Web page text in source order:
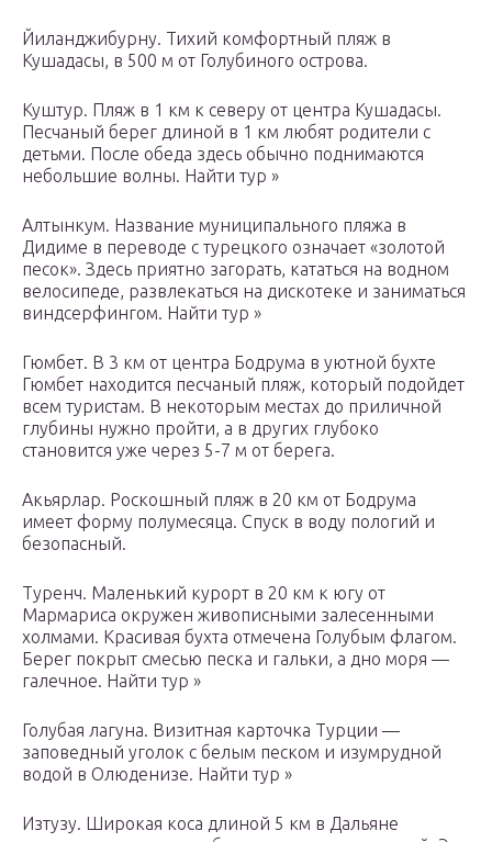
Йиланджибурну. Тихий комфортный пляж в
Кушадасы, в 500 м от Голубиного острова.
Куштур. Пляж в 1 км к северу от центра Кушадасы.
Песчаный берег длиной в 1 км любят родители с
детьми. После обеда здесь обычно поднимаются
небольшие волны. Найти тур »
Алтынкум. Название муниципального пляжа в
Дидиме в переводе с турецкого означает «золотой
песок». Здесь приятно загорать, кататься на водном
велосипеде, развлекаться на дискотеке и заниматься
виндсерфингом. Найти тур »
Гюмбет. В 3 км от центра Бодрума в уютной бухте
Гюмбет находится песчаный пляж, который подойдет
всем туристам. В некоторым местах до приличной
глубины нужно пройти, а в других глубоко
становится уже через 5-7 м от берега.
Акьярлар. Роскошный пляж в 20 км от Бодрума
имеет форму полумесяца. Спуск в воду пологий и
безопасный.
Туренч. Маленький курорт в 20 км к югу от
Мармариса окружен живописными залесенными
холмами. Красивая бухта отмечена Голубым флагом.
Берег покрыт смесью песка и гальки, а дно моря —
галечное. Найти тур »
Голубая лагуна. Визитная карточка Турции —
заповедный уголок с белым песком и изумрудной
водой в Олюденизе. Найти тур »
Изтузу. Широкая коса длиной 5 км в Дальяне